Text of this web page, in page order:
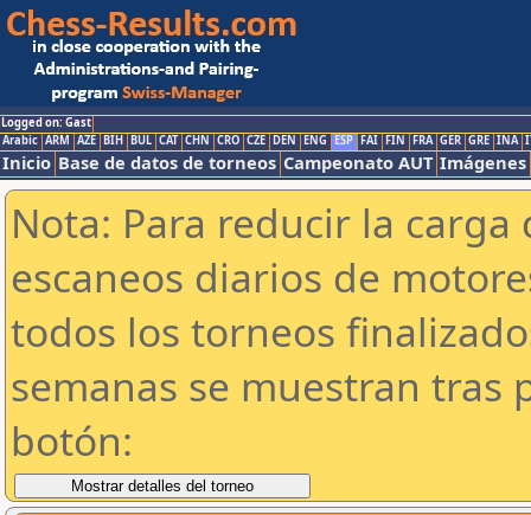
Logged on: Gast
Arabic ARM AZE BIH BUL CAT CHN CRO CZE DEN ENG ESP FAI FIN FRA GER GRE INA
Inicio Base de datos de torneos Campeonato AUT Imágenes
Nota: Para reducir la
escaneos diarios de
todos los torneos
semanas se muestran tras
botón: